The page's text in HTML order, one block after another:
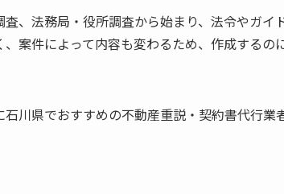
、法務局・役所調査から始まり、法令やガイ
案件によって内容も変わるため、作成するの
川県でおすすめの不動産重説・契約書代行